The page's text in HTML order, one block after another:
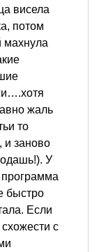
висела
потом
махнула
жаль
то
и заново
У
быстро
Если
с